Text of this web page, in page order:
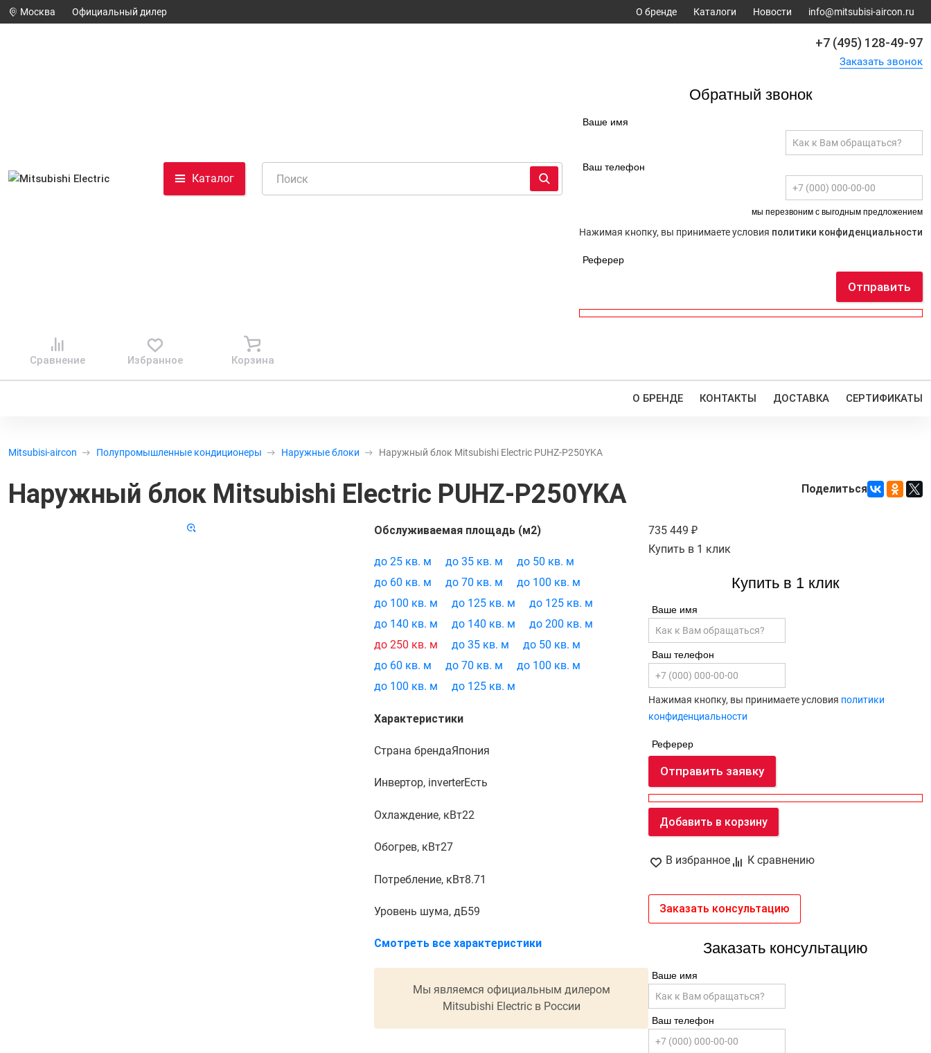
Москва Официальный дилер О бренде Каталоги Новости info@mitsubisi-aircon.ru
Каталог
+7 (495) 128-49-97
Заказать звонок
Обратный звонок
Ваше имя
Ваш телефон
мы перезвоним с выгодным предложением
Нажимая кнопку, вы принимаете условия политики конфиденциальности
Реферер
Отправить
Сравнение Избранное Корзина
О БРЕНДЕ КОНТАКТЫ ДОСТАВКА СЕРТИФИКАТЫ
Mitsubisi-aircon Полупромышленные кондиционеры Наружные блоки Наружный блок Mitsubishi Electric PUHZ-P250YKA
Наружный блок Mitsubishi Electric PUHZ-P250YKA Поделиться
735 449
Купить в 1 клик
Купить в 1 клик
Ваше имя
Ваш телефон
Нажимая кнопку, вы принимаете условия политики
конфиденциальности
Реферер
Отправить заявку
Добавить в корзину
В избранное К сравнению
Заказать консультацию
Заказать консультацию
Ваше имя
Ваш телефон
Обслуживаемая площадь (м2)
до 25 кв. м до 35 кв. м
до 50 кв. м
до 60 кв. м
до 70 кв. м
до 100 кв. м
до 100 кв. м
до 125 кв. м
до 125 кв. м
до 140 кв. м
до 140 кв. м
до 200 кв. м
до 250 кв. м
до 35 кв. м
до 50 кв. м
до 60 кв. м
до 70 кв. м
до 100 кв. м
до 100 кв. м
до 125 кв. м
Характеристики
Страна брендаЯпония
Инвертор, inverterЕсть
Охлаждение, кВт22
Обогрев, кВт27
Потребление, кВт8.71
Уровень шума, дБ59
Смотреть все характеристики
Мы являемся официальным дилером
Mitsubishi Electric в России